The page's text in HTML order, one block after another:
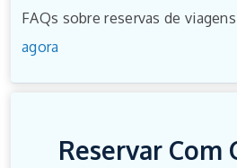
FAQs sobre reservas de
agora
Reservar Com